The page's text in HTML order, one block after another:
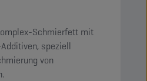
Schmierfett mit
speziell
von